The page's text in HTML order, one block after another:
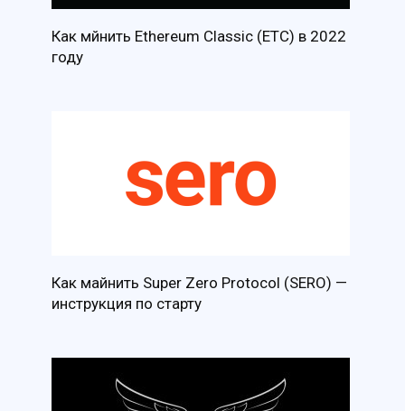
Как мйнить Ethereum Classic (ETC) в 2022
году
Как майнить Super Zero Protocol (SERO) —
инструкция по старту